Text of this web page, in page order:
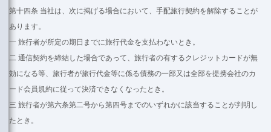
第十四条 当社は、次に掲げる場合において、手配旅行契約を解除することが
あります。
一 旅行者が所定の期日までに旅行代金を支払わないとき。
二 通信契約を締結した場合であって、旅行者の有するクレジットカードが無
効になる等、旅行者が旅行代金等に係る債務の一部又は全部を提携会社のカ
ード会員規約に従って決済できなくなったとき。
三 旅行者が第六条第二号から第四号までのいずれかに該当することが判明し
たとき。